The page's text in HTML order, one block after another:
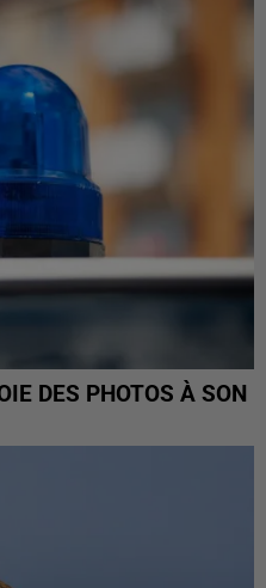
DES PHOTOS À SON